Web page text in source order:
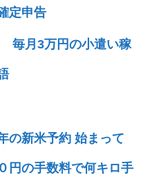
定申告
毎月3万円の小遣い稼
の新米予約 始まって
円の手数料で何キロ手